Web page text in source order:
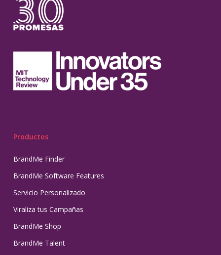
Productos
BrandMe Finder
BrandMe Software Features
Servicio Personalizado
Viraliza tus Campañas
BrandMe Shop
BrandMe Talent